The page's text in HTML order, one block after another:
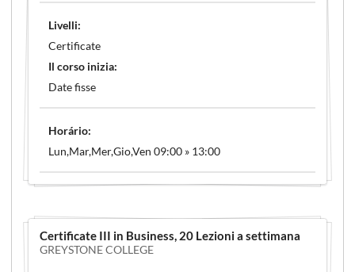
Livelli:
Certificate
Il corso inizia:
Date fisse
Horário:
Lun,Mar,Mer,Gio,Ven 09:00 » 13:00
Certificate III in Business, 20 Lezioni a settimana
GREYSTONE COLLEGE